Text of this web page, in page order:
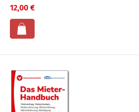
12,00 €